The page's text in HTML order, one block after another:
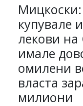
купувале
лекови на
имале
омилени
власта
милиони